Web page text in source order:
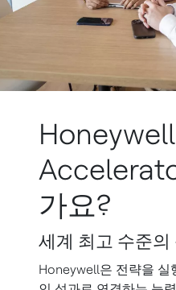
Honeywell
가요?
세계 최고 수준의
Honeywell은 전략을 실